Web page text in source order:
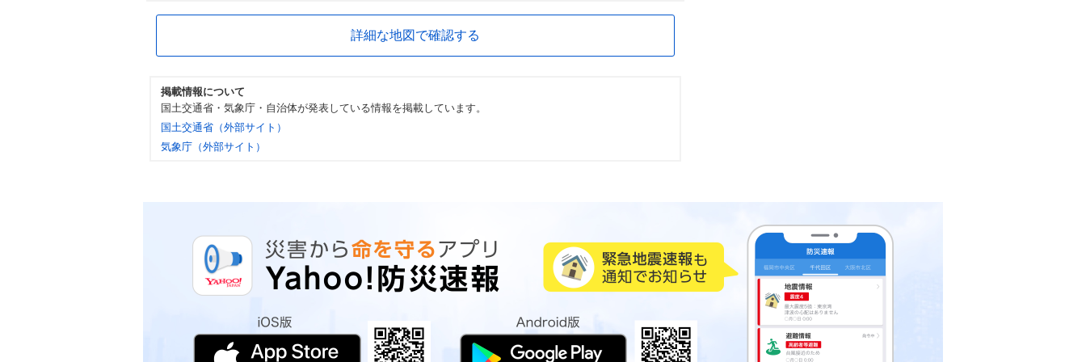
詳細な地図で確認する
掲載情報について
国土交通省・気象庁・自治体が発表している情報を掲載しています。
国土交通省（外部サイト）
気象庁（外部サイト）